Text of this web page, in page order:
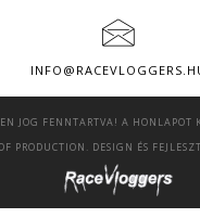
JOG FENNTARTVA! A HONLAPOT
DF PRODUCTION . DESIGN ÉS